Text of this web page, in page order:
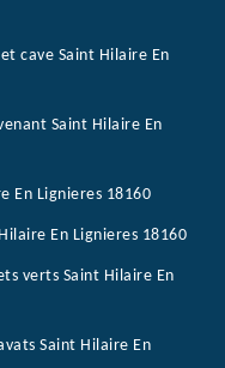
cave Saint Hilaire En
Saint Hilaire En
En Lignieres 18160
En Lignieres 18160
verts Saint Hilaire En
Saint Hilaire En